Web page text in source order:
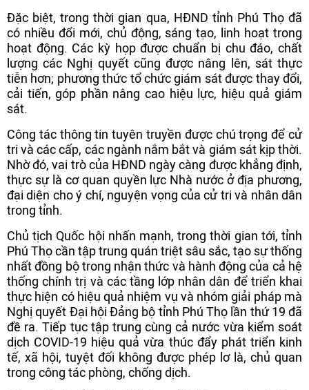
Đặc biệt, trong thời gian qua, HĐND tỉnh Phú Thọ đã
có nhiều đổi mới, chủ động, sáng tạo, linh hoạt trong
hoạt động. Các kỳ họp được chuẩn bị chu đáo, chất
lượng các Nghị quyết cũng được nâng lên, sát thực
tiễn hơn; phương thức tổ chức giám sát được thay đổi,
cải tiến, góp phần nâng cao hiệu lực, hiệu quả giám
sát.
Công tác thông tin tuyên truyền được chú trọng để cử
tri và các cấp, các ngành nắm bắt và giám sát kịp thời.
Nhờ đó, vai trò của HĐND ngày càng được khẳng định,
thực sự là cơ quan quyền lực Nhà nước ở địa phương,
đại diện cho ý chí, nguyện vọng của cử tri và nhân dân
trong tỉnh.
Chủ tịch Quốc hội nhấn mạnh, trong thời gian tới, tỉnh
Phú Thọ cần tập trung quán triệt sâu sắc, tạo sự thống
nhất đồng bộ trong nhận thức và hành động của cả hệ
thống chính trị và các tầng lớp nhân dân để triển khai
thực hiện có hiệu quả nhiệm vụ và nhóm giải pháp mà
Nghị quyết Đại hội Đảng bộ tỉnh Phú Thọ lần thứ 19 đã
đề ra. Tiếp tục tập trung cùng cả nước vừa kiểm soát
dịch COVID-19 hiệu quả vừa thúc đẩy phát triển kinh
tế, xã hội, tuyệt đối không được phép lơ là, chủ quan
trong công tác phòng, chống dịch.